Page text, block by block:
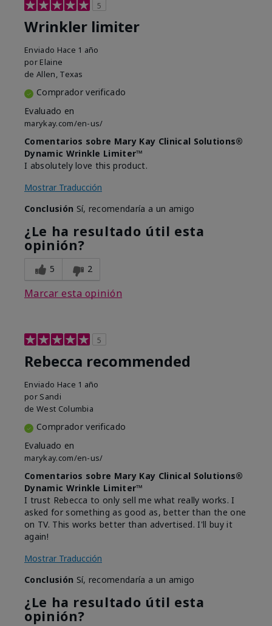
5
Wrinkler limiter
Enviado Hace 1 año
por Elaine
de Allen, Texas
Comprador verificado
Evaluado en
marykay.com/en-us/
Comentarios sobre Mary Kay Clinical Solutions®
Dynamic Wrinkle Limiter™
I absolutely love this product.
Mostrar Traducción
Conclusión Sí, recomendaría a un amigo
¿Le ha resultado útil esta
opinión?
5 2
Marcar esta opinión
5
Rebecca recommended
Enviado Hace 1 año
por Sandi
de West Columbia
Comprador verificado
Evaluado en
marykay.com/en-us/
Comentarios sobre Mary Kay Clinical Solutions®
Dynamic Wrinkle Limiter™
I trust Rebecca to only sell me what really works. I
asked for something as good as, better than the one
on TV. This works better than advertised. I'll buy it
again!
Mostrar Traducción
Conclusión Sí, recomendaría a un amigo
¿Le ha resultado útil esta
opinión?